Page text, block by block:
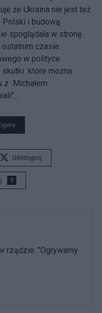
że Ukraina nie jest też
Polski i budową
spoglądała w stronę
czasie.
w polityce
skutki które można
z Michałem
Udostępnij
9
rządzie. "Ogrywamy